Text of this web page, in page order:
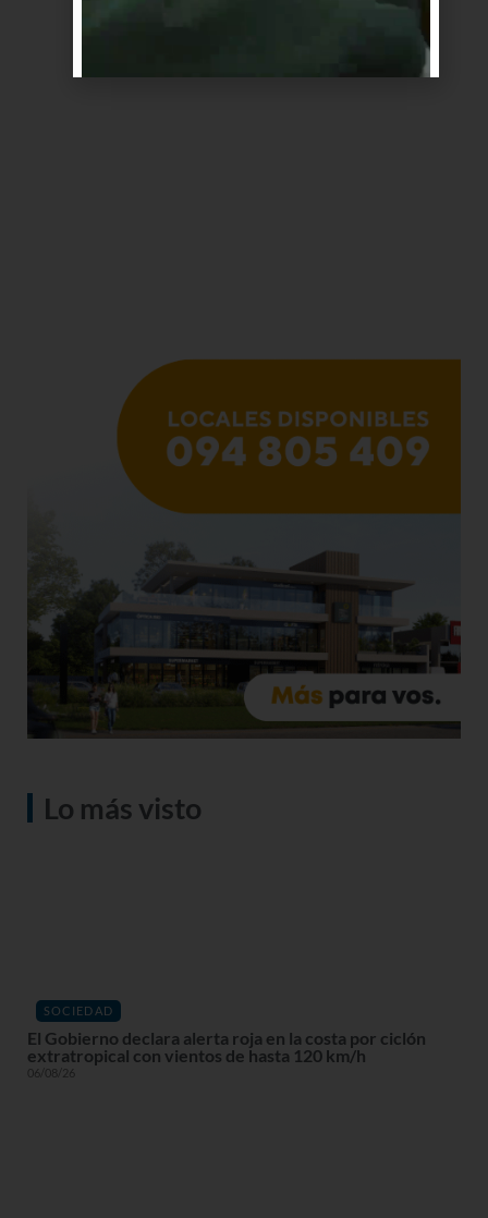
Lo más visto
SOCIEDAD
El Gobierno declara alerta roja en la costa por ciclón
extratropical con vientos de hasta 120 km/h
06/08/26